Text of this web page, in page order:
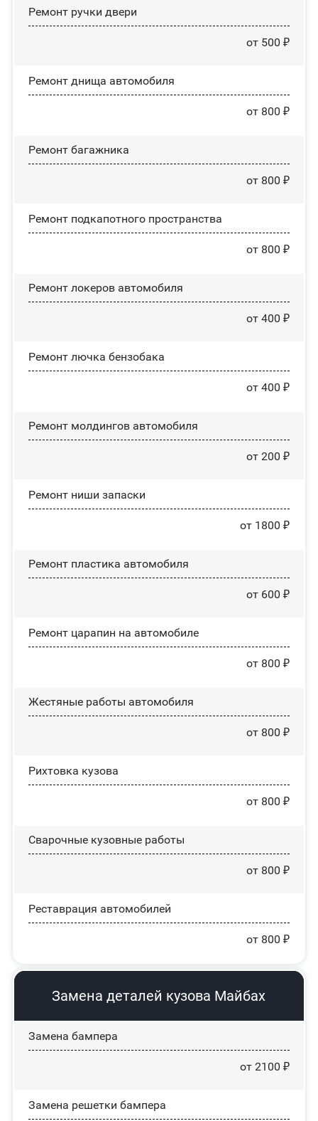
Ремонт ручки двери
от 500 ₽
Ремонт днища автомобиля
от 800 ₽
Ремонт багажника
от 800 ₽
Ремонт подкапотного пространства
от 800 ₽
Ремонт лoĸepoв автомобиля
от 400 ₽
Ремонт лючка бензобака
от 400 ₽
Ремонт молдингов автомобиля
от 200 ₽
Ремонт ниши запаски
от 1800 ₽
Ремонт пластика автомобиля
от 600 ₽
Ремонт царапин на автомобиле
от 800 ₽
Жестяные работы автомобиля
от 800 ₽
Рихтовка кузова
от 800 ₽
Сварочные кузовные работы
от 800 ₽
Реставрация автомобилей
от 800 ₽
Замена деталей кузова Майбах
Замена бампера
от 2100 ₽
Замена решетки бампера